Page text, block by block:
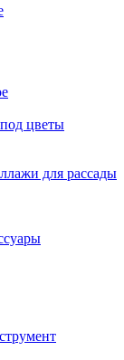
цветы
для рассады